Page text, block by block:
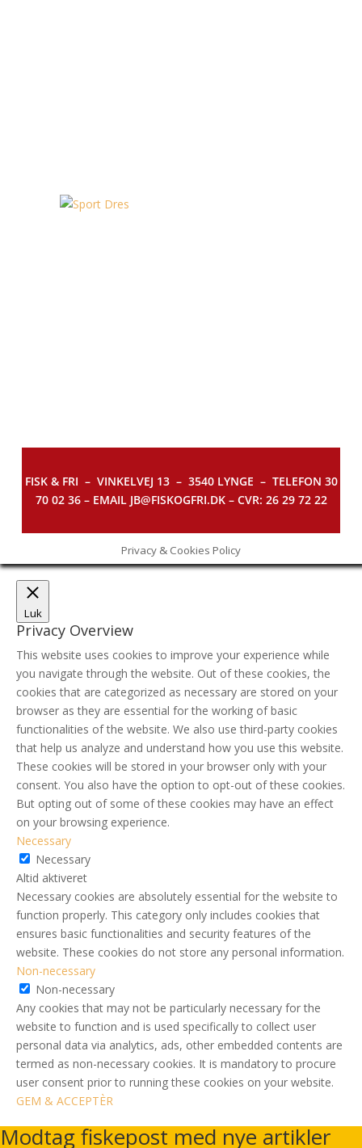
FISK & FRI – VINKELVEJ 13 – 3540 LYNGE – TELEFON 30
70 02 36 – EMAIL JB@FISKOGFRI.DK – CVR: 26 29 72 22
Privacy & Cookies Policy
Luk
Privacy Overview
This website uses cookies to improve your experience while
you navigate through the website. Out of these cookies, the
cookies that are categorized as necessary are stored on your
browser as they are essential for the working of basic
functionalities of the website. We also use third-party cookies
that help us analyze and understand how you use this website.
These cookies will be stored in your browser only with your
consent. You also have the option to opt-out of these cookies.
But opting out of some of these cookies may have an effect
on your browsing experience.
Necessary
Necessary
Altid aktiveret
Necessary cookies are absolutely essential for the website to
function properly. This category only includes cookies that
ensures basic functionalities and security features of the
website. These cookies do not store any personal information.
Non-necessary
Non-necessary
Any cookies that may not be particularly necessary for the
website to function and is used specifically to collect user
personal data via analytics, ads, other embedded contents are
termed as non-necessary cookies. It is mandatory to procure
user consent prior to running these cookies on your website.
GEM & ACCEPTÈR
Modtag fiskepost med nye artikler